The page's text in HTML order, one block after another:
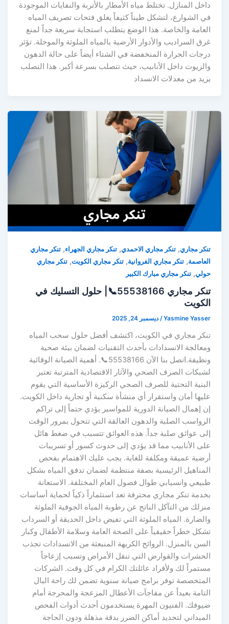
داخل المنازل. تختلط مياه الأمطار بالأتربة والنفايات الموجودة
في الشوارع، لتشكل طيناً كثيفاً يغلق فتحات تصريف المياه
العامة والخاصة. هذا الوضع يتطلب استجابة سريعة جداً لمنع
غرق السراديب والأدوار الأرضية بالمياه الملوثة والموحلة. تؤثر
درجات الحرارة المنخفضة في الشتاء أيضاً على حالة الدهون
والزيوت داخل الأنابيب، حيث تتصلب بسرعة أكبر. هذا التصلب
يزيد من معدلات الانسداد
تنكر مجاري,تنكر مجاري الاحمدي,تنكر مجاري الجهراء,تنكر مجاري
العاصمة,تنكر مجاري الفروانية,تنكر مجاري الكويت,تنكر مجاري
حولي,تنكر مجاري مبارك الكبير
تنكر مجاري 55538166📞| حلول التسليك في
الكويت
Yasmine Yasser
/ديسمبر 24, 2025
تنكر مجاري في الكويت، اكتشف أفضل حلول سحب المياه
ومعالجة الانسدادات بأحدث التقنيات لضمان بيئة صحية
ونظيفة.اتصل بنا الآن 55538166📞. أهمية الصيانة الوقائية
لشبكات الصرف الصحي والآثار الاقتصادية المترتبة تعتبر
البنية التحتية للصرف الصحي الركيزة الأساسية التي يقوم
عليها أمان واستقرار أي منشأة سكنية أو تجارية داخل الكويت.
إن إهمال الصيانة الدورية للمواسير يؤدي حتماً إلى تراكم
الرواسب الصلبة والدهون العالقة التي تتحول بمرور الوقت
إلى عوائق صلبة جداً. هذه العوائق تتسبب في ضغط هائل
على الأنابيب مما قد يؤدي إلى حدوث كسور أو تسريبات
أرضية عميقة ومكلفة للغاية. يجب عليك الاهتمام بفحص
المناهيل الرئيسية بصفة منتظمة لضمان تدفق المياه بشكل
طبيعي وانسيابي طوال فصول العام المختلفة. الاستعانة
بخدمة تنكر مجاري محترفة تعد استثماراً ذكياً لحماية أساسات
منزلك من التآكل الناتج عن رطوبة المياه الجوفية الملوثة
والضارة. المياه الملوثة التي تفيض داخل الحديقة أو السرداب
تشكل خطراً حقيقياً على الصحة العامة وسلامة الأطفال وكبار
السن بالمنزل. الروائح الكريهة المنبعثة من الانسدادات تجذب
الحشرات والقوارض التي تنقل الأمراض وتسبب إزعاجاً
مستمراً لك ولأفراد عائلتك الكرام في كل وقت. الشركات
المتخصصة توفر برامج صيانة سنوية تضمن لك راحة البال
التامة بعيداً عن مفاجآت الأعطال المزعجة والمحرجة أمام
ضيوفك. الفنيون المهرة يستخدمون أحدث أدوات الفحص
الميداني لتحديد أماكن الضرر بدقة مذهلة ودون الحاجة